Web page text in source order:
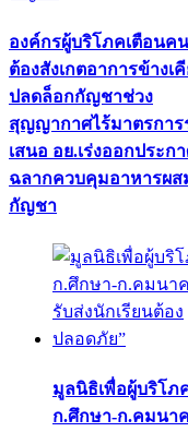
องค์กรผู้บริโภคเตือนค
ต้องสังเกตอาการข้างเคี
ปลดล็อกกัญชาช่วง
สุญญากาศไร้มาตรการ
เสนอ อย.เร่งออกประก
ฉลากควบคุมอาหารผส
กัญชา
มูลนิธิเพื่อผู้บริโภ
ก.ศึกษา-ก.คมนา